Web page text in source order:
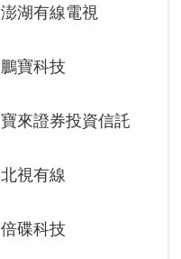
澎湖有線電視
鵬寶科技
寶來證券投資信託
北視有線
倍碟科技